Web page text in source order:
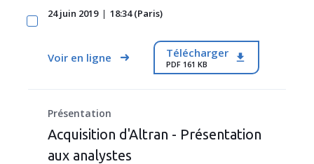
24 juin 2019 18:34 (Paris)
Voir en ligne Télécharger
PDF 161 KB
Présentation
Acquisition d'Altran - Présentation
aux analystes